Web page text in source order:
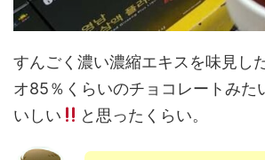
すんごく濃い濃縮エキスを味見し
オ85％くらいのチョコレートみた
いしい
と思ったくらい。